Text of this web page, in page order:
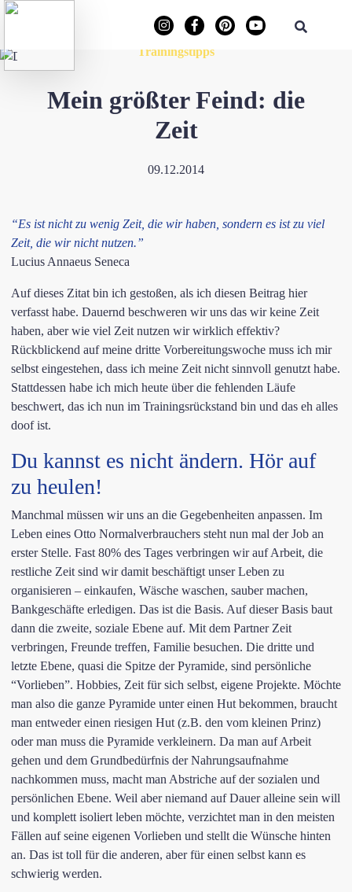
Trainingstipps
Mein größter Feind: die
Zeit
09.12.2014
“Es ist nicht zu wenig Zeit, die wir haben, sondern es ist zu viel
Zeit, die wir nicht nutzen.”
Lucius Annaeus Seneca
Auf dieses Zitat bin ich gestoßen, als ich diesen Beitrag hier
verfasst habe. Dauernd beschweren wir uns das wir keine Zeit
haben, aber wie viel Zeit nutzen wir wirklich effektiv?
Rückblickend auf meine dritte Vorbereitungswoche muss ich mir
selbst eingestehen, dass ich meine Zeit nicht sinnvoll genutzt habe.
Stattdessen habe ich mich heute über die fehlenden Läufe
beschwert, das ich nun im Trainingsrückstand bin und das eh alles
doof ist.
Du kannst es nicht ändern. Hör auf
zu heulen!
Manchmal müssen wir uns an die Gegebenheiten anpassen. Im
Leben eines Otto Normalverbrauchers steht nun mal der Job an
erster Stelle. Fast 80% des Tages verbringen wir auf Arbeit, die
restliche Zeit sind wir damit beschäftigt unser Leben zu
organisieren – einkaufen, Wäsche waschen, sauber machen,
Bankgeschäfte erledigen. Das ist die Basis. Auf dieser Basis baut
dann die zweite, soziale Ebene auf. Mit dem Partner Zeit
verbringen, Freunde treffen, Familie besuchen. Die dritte und
letzte Ebene, quasi die Spitze der Pyramide, sind persönliche
“Vorlieben”. Hobbies, Zeit für sich selbst, eigene Projekte. Möchte
man also die ganze Pyramide unter einen Hut bekommen, braucht
man entweder einen riesigen Hut (z.B. den vom kleinen Prinz)
oder man muss die Pyramide verkleinern. Da man auf Arbeit
gehen und dem Grundbedürfnis der Nahrungsaufnahme
nachkommen muss, macht man Abstriche auf der sozialen und
persönlichen Ebene. Weil aber niemand auf Dauer alleine sein will
und komplett isoliert leben möchte, verzichtet man in den meisten
Fällen auf seine eigenen Vorlieben und stellt die Wünsche hinten
an. Das ist toll für die anderen, aber für einen selbst kann es
schwierig werden.